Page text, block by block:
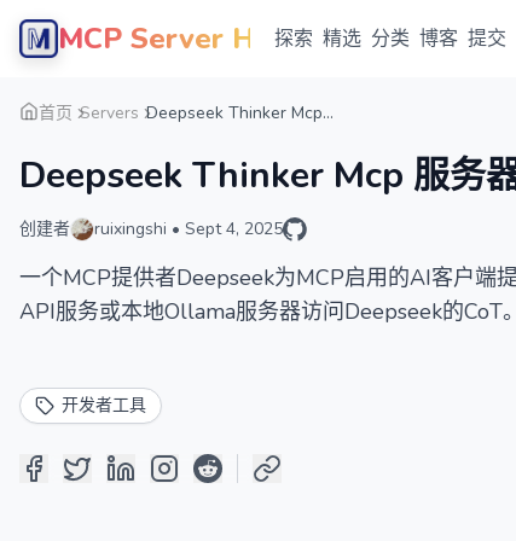
MCP Server Hub探索 精选 分类 博客 提交
首页 Servers Deepseek Thinker Mcp...
Deepseek Thinker Mcp 服务
创建者 ruixingshi • Sept 4, 2025
一个MCP提供者Deepseek为MCP启用的AI客户端
API服务或本地Ollama服务器访问Deepseek的CoT。
开发者工具